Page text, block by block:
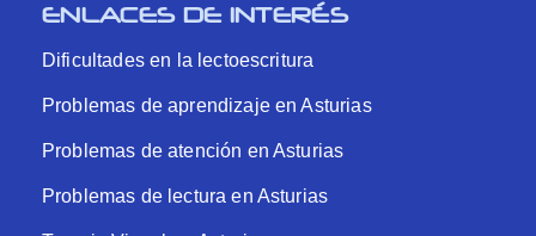
ENLACES DE INTERÉS
Dificultades en la lectoescritura
Problemas de aprendizaje en Asturias
Problemas de atención en Asturias
Problemas de lectura en Asturias